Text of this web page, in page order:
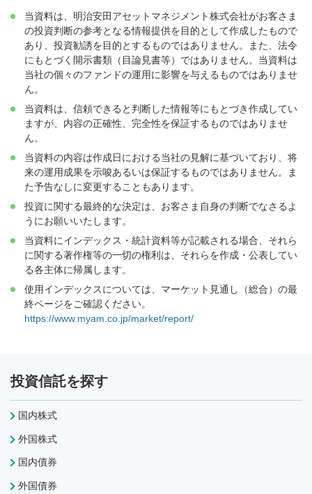
当資料は、明治安田アセットマネジメント株式会社がお客さま
の投資判断の参考となる情報提供を目的として作成したもので
あり、投資勧誘を目的とするものではありません。また、法令
にもとづく開示書類（目論見書等）ではありません。当資料は
当社の個々のファンドの運用に影響を与えるものではありませ
ん。
当資料は、信頼できると判断した情報等にもとづき作成してい
ますが、内容の正確性、完全性を保証するものではありませ
ん。
当資料の内容は作成日における当社の見解に基づいており、将
来の運用成果を示唆あるいは保証するものではありません。ま
た予告なしに変更することもあります。
投資に関する最終的な決定は、お客さま自身の判断でなさるよ
うにお願いいたします。
当資料にインデックス・統計資料等が記載される場合、それら
に関する著作権等の一切の権利は、それらを作成・公表してい
る各主体に帰属します。
使用インデックスについては、マーケット見通し（総合）の最
終ページをご確認ください。
https://www.myam.co.jp/market/report/
投資信託を探す
国内株式
外国株式
国内債券
外国債券